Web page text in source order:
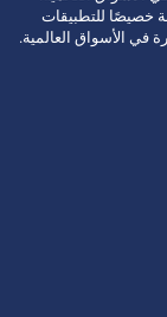
خصيصًا للتطبيقات
في الأسواق العالمية.